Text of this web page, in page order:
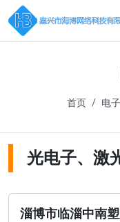
首页 电
光电子、激
淄博市临淄中南